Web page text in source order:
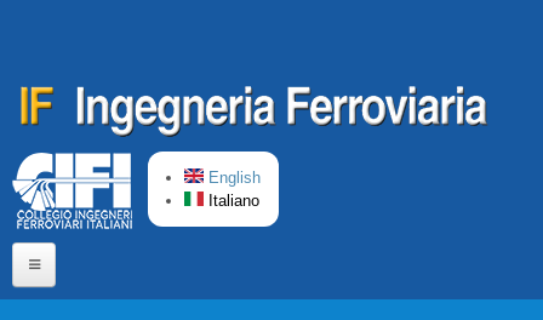
English
Italiano